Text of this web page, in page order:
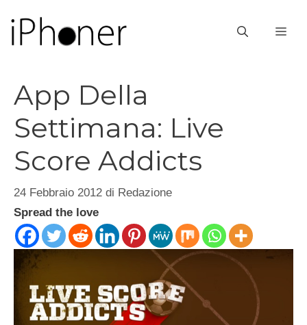
contenuto
App Della
Settimana: Live
Score Addicts
24 Febbraio 2012 di Redazione
Spread the love